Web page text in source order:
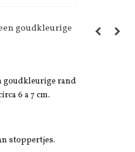
goudkleurige
goudkleurige rand
6 a 7 cm.
stoppertjes.